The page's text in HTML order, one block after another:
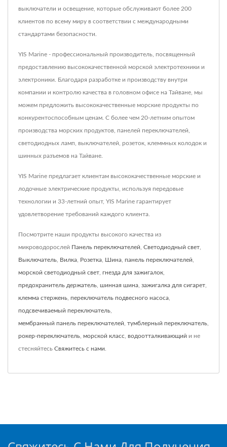
выключатели и освещение, которые обслуживают более 200
клиентов по всему миру в соответствии с международными
стандартами безопасности.
YIS Marine - профессиональный производитель, посвященный
предоставлению высококачественной морской электротехники и
электроники. Благодаря разработке и производству внутри
компании и контролю качества в головном офисе на Тайване, мы
можем предложить высококачественные морские продукты по
конкурентоспособным ценам. С более чем 20-летним опытом
производства морских продуктов, панелей переключателей,
светодиодных ламп, выключателей, розеток, клеммных колодок и
шинных разъемов на Тайване.
YIS Marine предлагает клиентам высококачественные морские и
лодочные электрические продукты, используя передовые
технологии и 33-летний опыт, YIS Marine гарантирует
удовлетворение требований каждого клиента.
Посмотрите наши продукты высокого качества из
микроводорослей Панель переключателей Светодиодный свет
Выключатель Вилка Розетка Шина панель переключателей
морской светодиодный свет гнезда для зажигалок
предохранитель держатель шинная шина зажигалка для сигарет
клемма стержень переключатель подвесного насоса
подсвечиваемый переключатель
мембранный панель переключателей тумблерный переключатель
рокер-переключатель морской класс водоотталкивающий и не
стесняйтесь Свяжитесь с нами